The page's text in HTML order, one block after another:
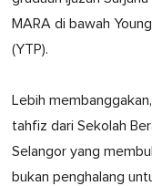
MARA di bawah
(YTP).
Lebih
tahfiz dari Sekolah
Selangor yang
bukan penghalang